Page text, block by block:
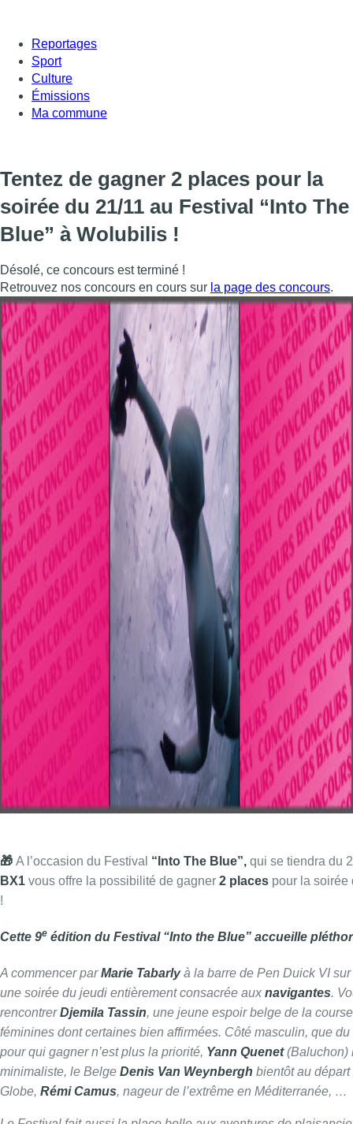
Reportages
Sport
Culture
Émissions
Ma commune
Tentez de gagner 2 places pour ​la
soirée du 21/11 au Festival “Into The
Blue” à Wolubilis !
Désolé, ce concours est terminé !
Retrouvez nos concours en cours sur la page des concours.
🎁 A l’occasion du Festival “Into The Blue”, qui se tiendra du
BX1 vous offre la possibilité de gagner 2 places pour la soirée
!
​Cette 9e édition du Festival “Into the Blue” accueille
A commencer parMarie Tabarlyà la barre de Pen Duick VI
une soirée du jeudi entièrement consacrée aux navigantes.
rencontrerDjemila Tassin, une jeune espoir belge de la
féminines dont certaines bien affirmées. Côté masculin, que
pour qui gagner n’est plus la priorité, Yann Quenet(Baluchon)
minimaliste, le Belge Denis Van Weynbergh bientôt au
Globe, Rémi Camus, nageur de l’extrême en Méditerranée, …